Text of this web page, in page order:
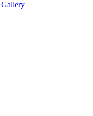
Gallery